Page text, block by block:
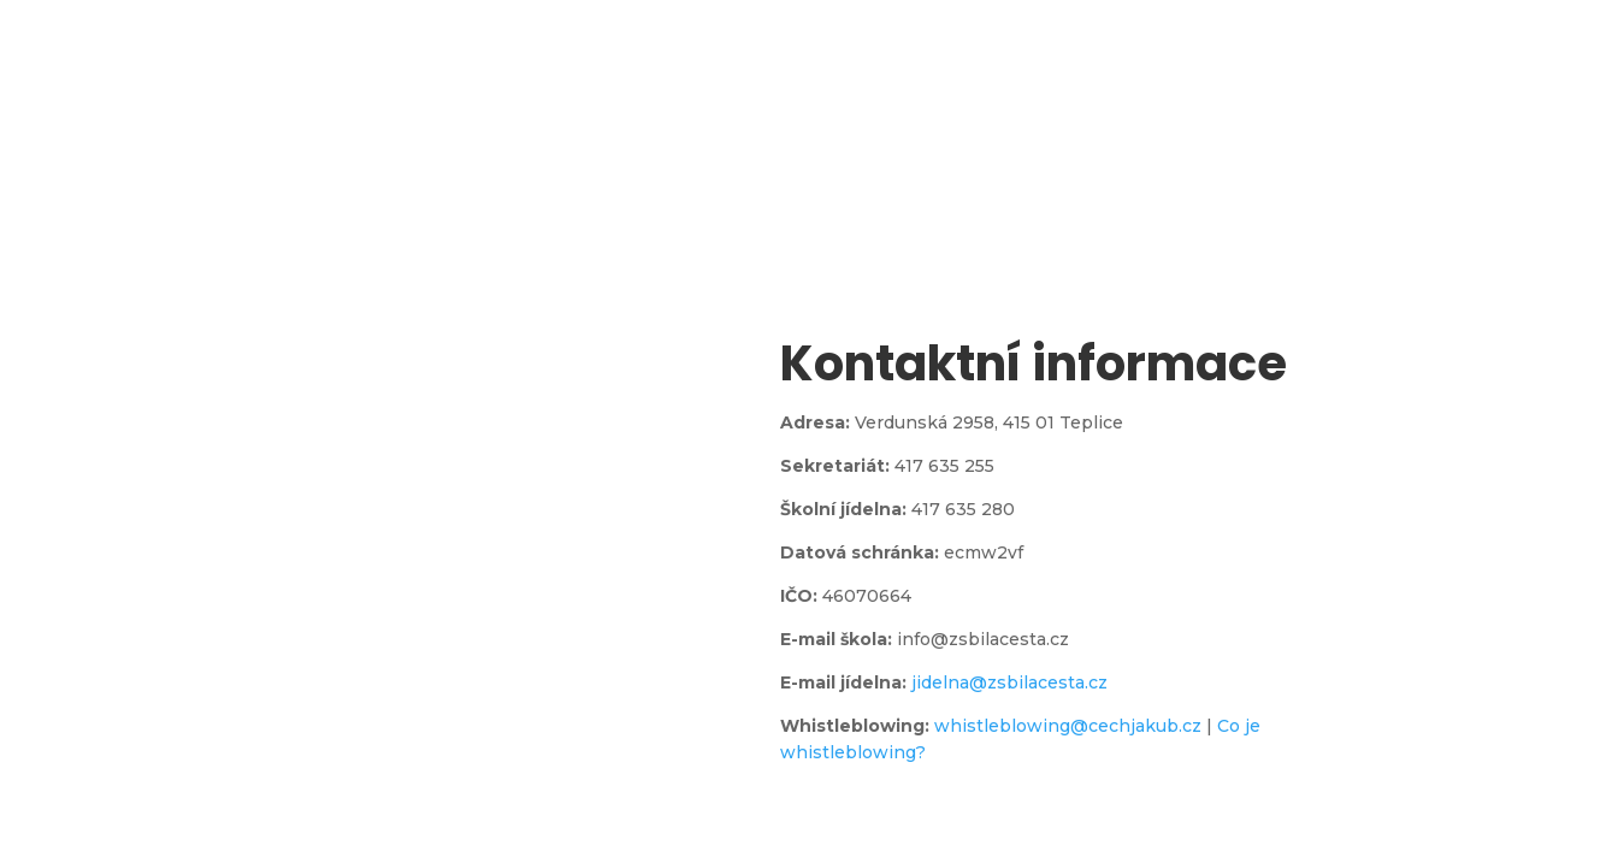
Kontaktní informace
Adresa: Verdunská 2958,415 01 Teplice
Sekretariát: 417 635 255
Školní jídelna:417 635 280
Datová schránka: ecmw2vf
IČO: 46070664
E-mail škola: info@zsbilacesta.cz
E-mail jídelna: jidelna@zsbilacesta.cz
Whistleblowing: whistleblowing@cechjakub.cz |Co je
whistleblowing?